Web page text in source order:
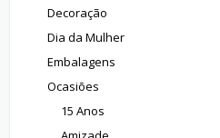
Decoração
Dia da Mulher
Embalagens
Ocasiões
15 Anos